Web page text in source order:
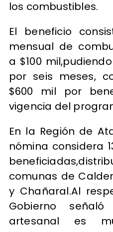
los combustibles.
El beneficio
mensual de
a $100
por seis meses,
$600 mil por
vigencia del
En la Región de
nómina considera
comunas de
y Chañaral.Al
Gobierno
artesanal es